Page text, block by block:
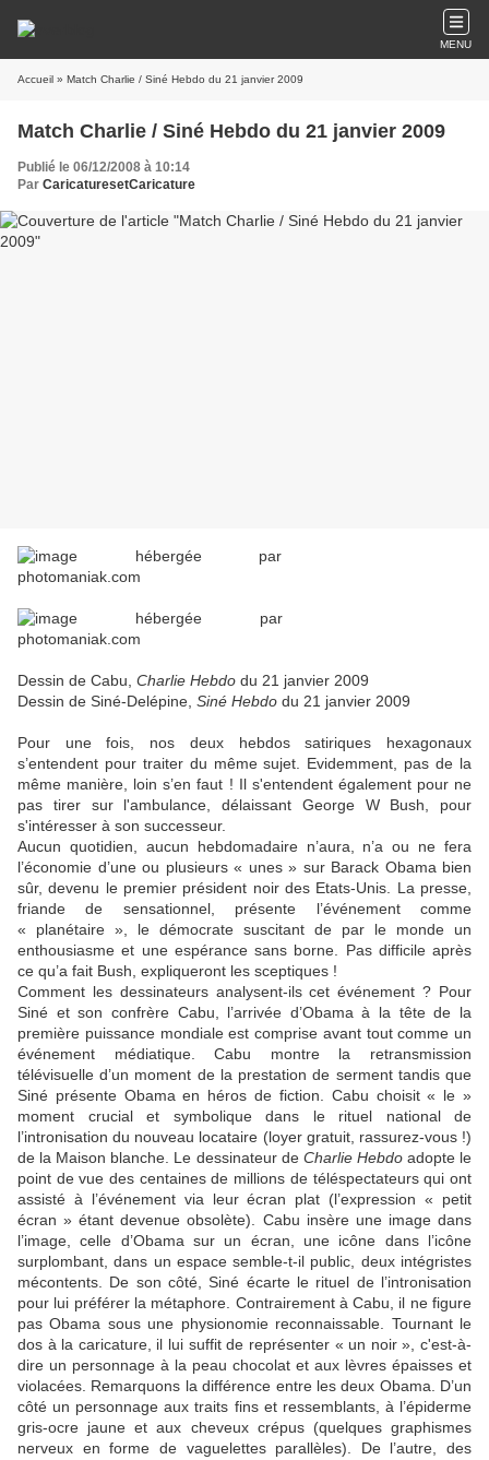
MENU
Accueil » Match Charlie / Siné Hebdo du 21 janvier 2009
Match Charlie / Siné Hebdo du 21 janvier 2009
Publié le 06/12/2008 à 10:14
Par CaricaturesetCaricature
Dessin de Cabu, Charlie Hebdo du 21 janvier 2009
Dessin de Siné-Delépine, Siné Hebdo du 21 janvier 2009
Pour une fois, nos deux hebdos satiriques hexagonaux
s’entendent pour traiter du même sujet. Evidemment, pas de la
même manière, loin s’en faut ! Il s'entendent également pour ne
pas tirer sur l'ambulance, délaissant George W Bush, pour
s'intéresser à son successeur.
Aucun quotidien, aucun hebdomadaire n’aura, n’a ou ne fera
l’économie d’une ou plusieurs « unes » sur Barack Obama bien
sûr, devenu le premier président noir des Etats-Unis. La presse,
friande de sensationnel, présente l’événement comme
« planétaire », le démocrate suscitant de par le monde un
enthousiasme et une espérance sans borne. Pas difficile après
ce qu’a fait Bush, expliqueront les sceptiques !
Comment les dessinateurs analysent-ils cet événement ? Pour
Siné et son confrère Cabu, l’arrivée d’Obama à la tête de la
première puissance mondiale est comprise avant tout comme un
événement médiatique. Cabu montre la retransmission
télévisuelle d’un moment de la prestation de serment tandis que
Siné présente Obama en héros de fiction. Cabu choisit « le »
moment crucial et symbolique dans le rituel national de
l’intronisation du nouveau locataire (loyer gratuit, rassurez-vous !)
de la Maison blanche. Le dessinateur de Charlie Hebdoadopte le
point de vue des centaines de millions de téléspectateurs qui ont
assisté à l’événement via leur écran plat (l’expression « petit
écran » étant devenue obsolète). Cabu insère une image dans
l’image, celle d’Obama sur un écran, une icône dans l’icône
surplombant, dans un espace semble-t-il public, deux intégristes
mécontents. De son côté, Siné écarte le rituel de l’intronisation
pour lui préférer la métaphore. Contrairement à Cabu, il ne figure
pas Obama sous une physionomie reconnaissable. Tournant le
dos à la caricature, il lui suffit de représenter « un noir », c'est-à-
dire un personnage à la peau chocolat et aux lèvres épaisses et
violacées. Remarquons la différence entre les deux Obama. D’un
côté un personnage aux traits fins et ressemblants, à l’épiderme
gris-ocre jaune et aux cheveux crépus (quelques graphismes
nerveux en forme de vaguelettes parallèles). De l’autre, des